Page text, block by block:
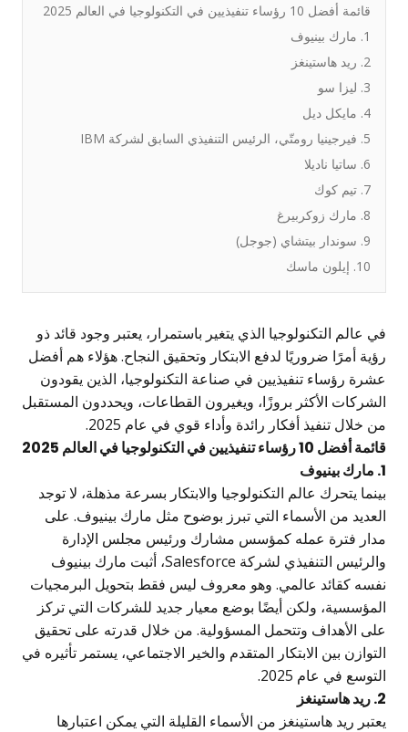
قائمة أفضل 10 رؤساء تنفيذيين في التكنولوجيا في العالم 2025
في عالم التكنولوجيا الذي يتغير باستمرار، يعتبر وجود قائد ذو
رؤية أمرًا ضروريًا لدفع الابتكار وتحقيق النجاح. هؤلاء هم أفضل
عشرة رؤساء تنفيذيين في صناعة التكنولوجيا، الذين يقودون
الشركات الأكثر بروزًا، ويغيرون القطاعات، ويحددون المستقبل
من خلال تنفيذ أفكار رائدة وأداء قوي في عام 2025.
قائمة أفضل 10 رؤساء تنفيذيين في التكنولوجيا في العالم 2025
بينما يتحرك عالم التكنولوجيا والابتكار بسرعة مذهلة، لا توجد
العديد من الأسماء التي تبرز بوضوح مثل مارك بينيوف. على
مدار فترة عمله كمؤسس مشارك ورئيس مجلس الإدارة
والرئيس التنفيذي لشركة Salesforce، أثبت مارك بينيوف
نفسه كقائد عالمي. وهو معروف ليس فقط بتحويل البرمجيات
المؤسسية، ولكن أيضًا بوضع معيار جديد للشركات التي تركز
على الأهداف وتتحمل المسؤولية. من خلال قدرته على تحقيق
التوازن بين الابتكار المتقدم والخير الاجتماعي، يستمر تأثيره في
التوسع في عام 2025.
يعتبر ريد هاستينغز من الأسماء القليلة التي يمكن اعتبارها